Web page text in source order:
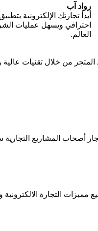
رواد آب
أبدأ تجارتك الإلكترونية
احترافي ويسهل عمليات
العالم.
من خلال تقنيات
مميزات التجارة